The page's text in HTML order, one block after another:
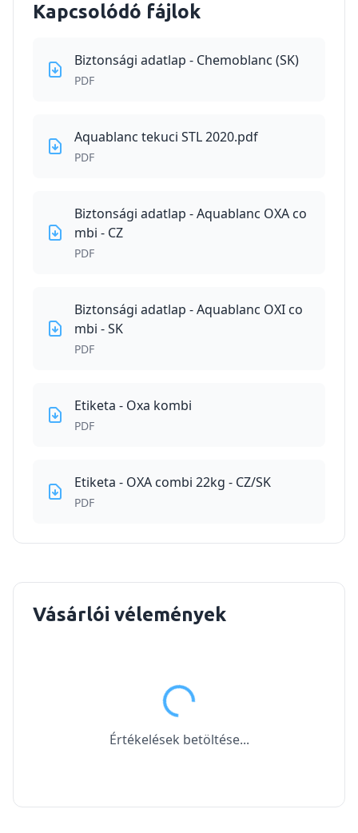
Kapcsolódó fájlok
Biztonsági adatlap - Chemoblanc (SK)
PDF
Aquablanc tekuci STL 2020.pdf
PDF
Biztonsági adatlap - Aquablanc OXA co
mbi - CZ
PDF
Biztonsági adatlap - Aquablanc OXI co
mbi - SK
PDF
Etiketa - Oxa kombi
PDF
Etiketa - OXA combi 22kg - CZ/SK
PDF
Vásárlói vélemények
Értékelések betöltése...